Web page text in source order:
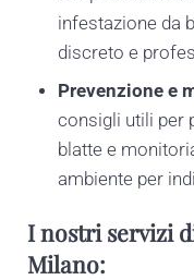
infestazione da
discreto e
Prevenzione e
consigli utili per
blatte e
ambiente per
I nostri servizi
Milano: